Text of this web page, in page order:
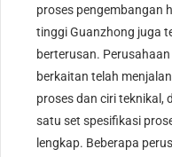
proses pengembangan
tinggi Guanzhong juga
berterusan.
berkaitan telah
proses dan ciri teknikal,
satu set spesifikasi
lengkap. Beberapa